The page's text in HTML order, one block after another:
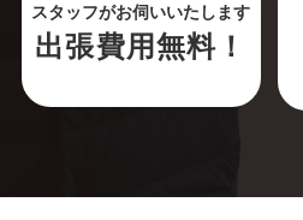
スタッフがお伺いいたします
出張費用無料！